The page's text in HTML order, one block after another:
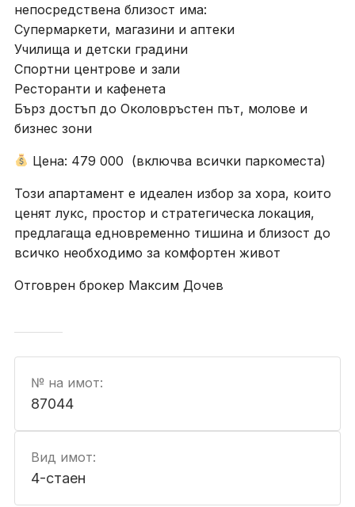
непосредствена близост има:
Супермаркети, магазини и аптеки
Училища и детски градини
Спортни центрове и зали
Ресторанти и кафенета
Бърз достъп до Околовръстен път, молове и
бизнес зони
Цена: 479 000 (включва всички паркоместа)
Този апартамент е идеален избор за хора, които
ценят лукс, простор и стратегическа локация,
предлагаща едновременно тишина и близост до
всичко необходимо за комфортен живот
Отговрен брокер Максим Дочев
№ на имот:
87044
Вид имот:
4-стаен